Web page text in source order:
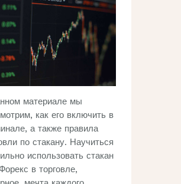
материале мы
как его включить в
а также правила
по стакану. Научиться
использовать стакан
в торговле,